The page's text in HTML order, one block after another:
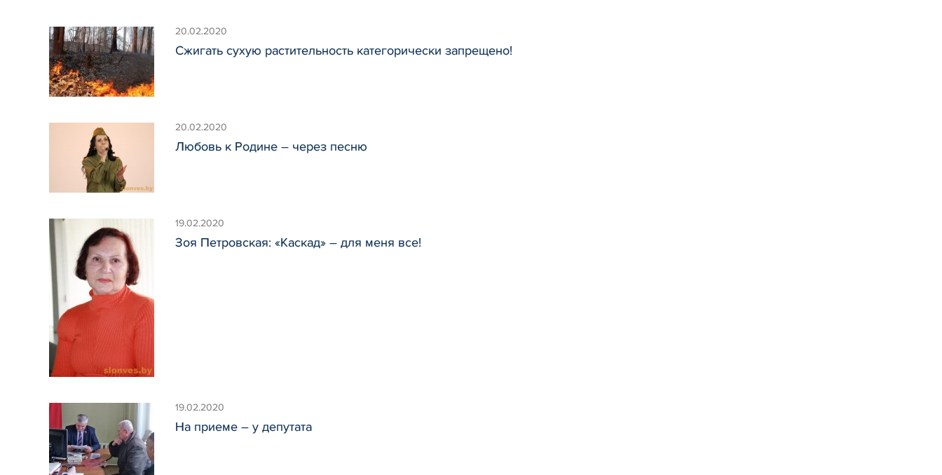
20.02.2020
Сжигать сухую растительность категорически запрещено!
20.02.2020
Любовь к Родине – через песню
19.02.2020
Зоя Петровская: «Каскад» – для меня все!
19.02.2020
На приеме – у депутата